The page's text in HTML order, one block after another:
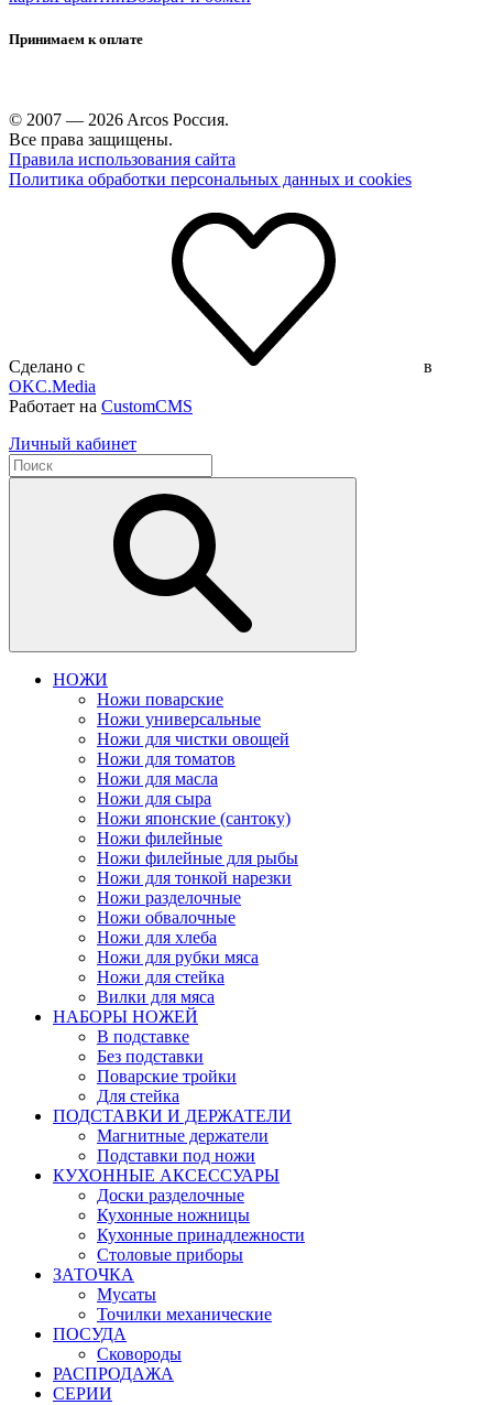
Принимаем к оплате
© 2007 — 2026 Arcos Россия.
Все права защищены.
Правила использования сайта
Политика обработки персональных данных и cookies
Сделано с
в
OKC.Media
Работает на CustomCMS
Личный кабинет
НОЖИ
Ножи поварские
Ножи универсальные
Ножи для чистки овощей
Ножи для томатов
Ножи для масла
Ножи для сыра
Ножи японские (сантоку)
Ножи филейные
Ножи филейные для рыбы
Ножи для тонкой нарезки
Ножи разделочные
Ножи обвалочные
Ножи для хлеба
Ножи для рубки мяса
Ножи для стейка
Вилки для мяса
НАБОРЫ НОЖЕЙ
В подставке
Без подставки
Поварские тройки
Для стейка
ПОДСТАВКИ И ДЕРЖАТЕЛИ
Магнитные держатели
Подставки под ножи
КУХОННЫЕ АКСЕССУАРЫ
Доски разделочные
Кухонные ножницы
Кухонные принадлежности
Столовые приборы
ЗАТОЧКА
Мусаты
Точилки механические
ПОСУДА
Сковороды
РАСПРОДАЖА
СЕРИИ